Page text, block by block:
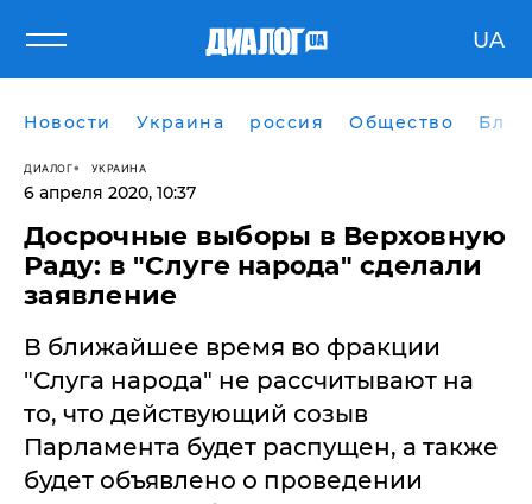
UA
Новости Украина россия Общество
ДИАЛОГ УКРАИНА
6 апреля 2020, 10:37
Досрочные выборы в Верховную
Раду: в "Слуге народа" сделали
заявление
В ближайшее время во фракции
"Слуга народа" не рассчитывают на
то, что действующий созыв
Парламента будет распущен, а также
будет объявлено о проведении